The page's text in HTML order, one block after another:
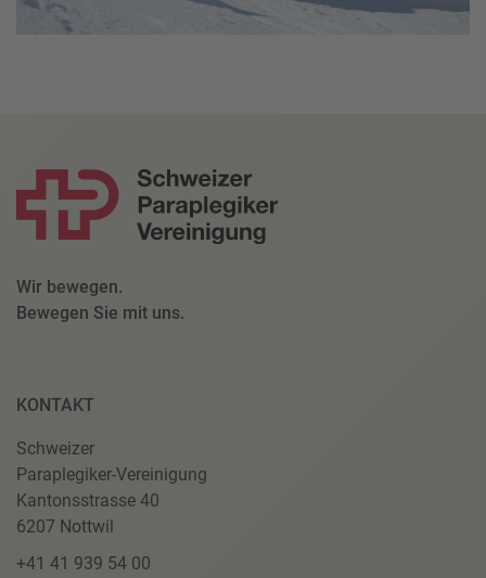
Wir bewegen.
Bewegen Sie mit uns.
KONTAKT
Schweizer
Paraplegiker-Vereinigung
Kantonsstrasse 40
6207 Nottwil
+41 41 939 54 00